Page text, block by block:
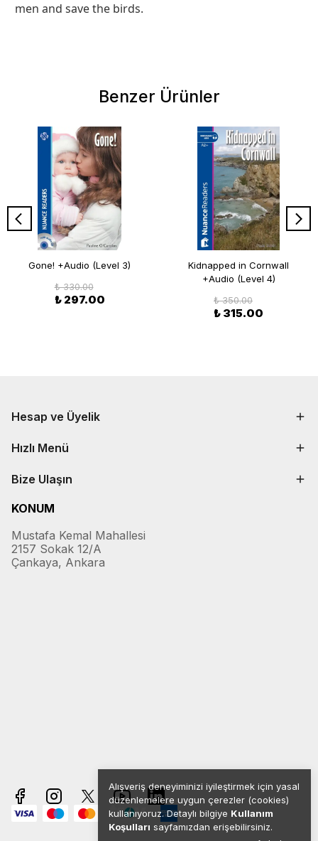
Alışveriş deneyiminizi iyileştirmek için yasal
düzenlemelere uygun çerezler (cookies)
kullanıyoruz. Detaylı bilgiye Kullanım
Koşulları sayfamızdan erişebilirsiniz.
men and save the birds.
Benzer Ürünler
Gone! +Audio (Level 3)
₺ 330.00
₺ 297.00
Kidnapped in Cornwall
+Audio (Level 4)
₺ 350.00
₺ 315.00
Hesap ve Üyelik
Hızlı Menü
Bize Ulaşın
KONUM
Mustafa Kemal Mahallesi
2157 Sokak 12/A
Çankaya, Ankara